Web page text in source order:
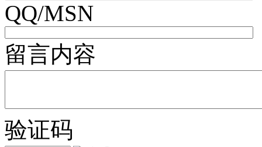
QQ/MSN
留言内容
验证码